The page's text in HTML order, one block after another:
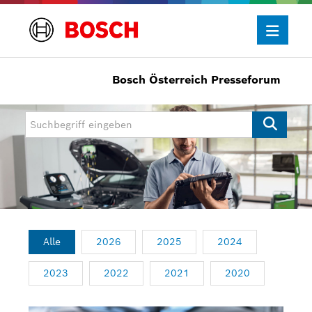
Presseinformationen
Allgemein/Wirtschaft
Bosch Innovationspreis
eBike Systems
Mobility
Mobility Aftermarket
Power Tools
Bosch Österreich Presseforum
Alle 2026 2025 2024
2023 2022 2021 2020